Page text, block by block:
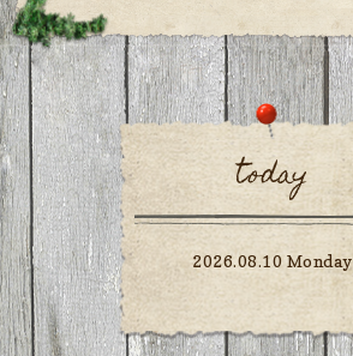
today
2026.08.10 Monday